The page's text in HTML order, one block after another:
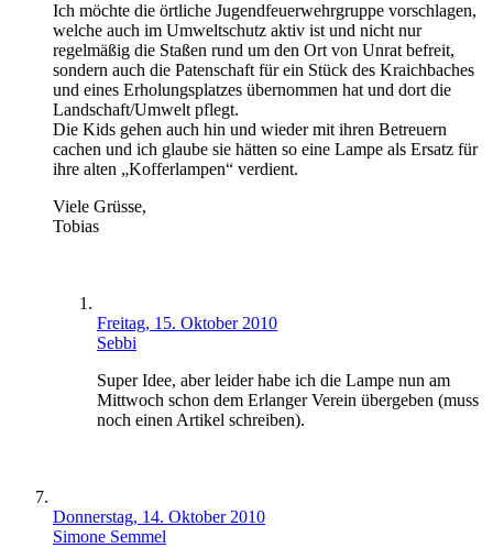
Ich möchte die örtliche Jugendfeuerwehrgruppe vorschlagen,
welche auch im Umweltschutz aktiv ist und nicht nur
regelmäßig die Staßen rund um den Ort von Unrat befreit,
sondern auch die Patenschaft für ein Stück des Kraichbaches
und eines Erholungsplatzes übernommen hat und dort die
Landschaft/Umwelt pflegt.
Die Kids gehen auch hin und wieder mit ihren Betreuern
cachen und ich glaube sie hätten so eine Lampe als Ersatz für
ihre alten „Kofferlampen“ verdient.
Viele Grüsse,
Tobias
Freitag, 15. Oktober 2010
Sebbi
Super Idee, aber leider habe ich die Lampe nun am
Mittwoch schon dem Erlanger Verein übergeben (muss
noch einen Artikel schreiben).
Donnerstag, 14. Oktober 2010
Simone Semmel